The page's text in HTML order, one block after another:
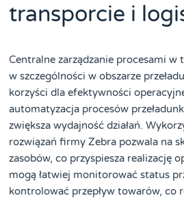
transporcie i
Centralne zarządzanie procesami w
w szczególności w obszarze
korzyści dla efektywności
automatyzacja procesów
zwiększa wydajność działań.
rozwiązań firmy Zebra pozwala na
zasobów, co przyspiesza realizację
mogą łatwiej monitorować status
kontrolować przepływ towarów, co